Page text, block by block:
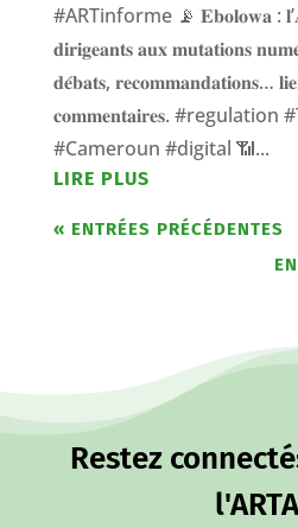
#ARTinforme 📡 𝐄𝐛𝐨𝐥𝐨𝐰𝐚 :
𝐝𝐢𝐫𝐢𝐠𝐞𝐚𝐧𝐭𝐬 𝐚𝐮𝐱 𝐦𝐮𝐭𝐚𝐭𝐢𝐨𝐧𝐬
𝐝𝐞́𝐛𝐚𝐭𝐬, 𝐫𝐞𝐜𝐨𝐦𝐦𝐚𝐧𝐝𝐚𝐭𝐢𝐨𝐧𝐬…
𝐜𝐨𝐦𝐦𝐞𝐧𝐭𝐚𝐢𝐫𝐞𝐬. #regulation
#Cameroun #digital 📶...
LIRE PLUS
« ENTRÉES PRÉCÉDENTES
Restez